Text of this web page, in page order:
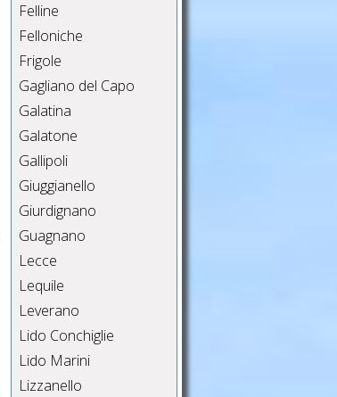
Felline
Felloniche
Frigole
Gagliano del Capo
Galatina
Galatone
Gallipoli
Giuggianello
Giurdignano
Guagnano
Lecce
Lequile
Leverano
Lido Conchiglie
Lido Marini
Lizzanello